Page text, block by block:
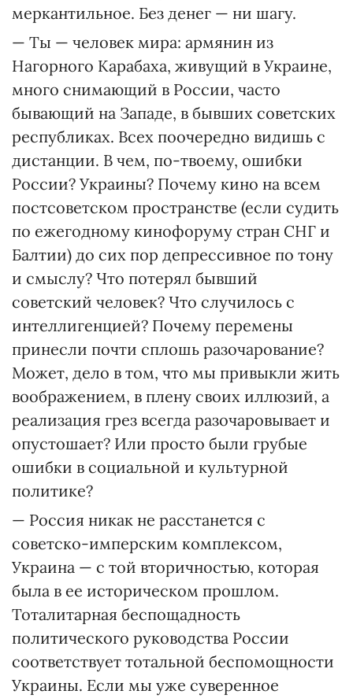
меркантильное. Без денег — ни шагу.
— Ты — человек мира: армянин из
Нагорного Карабаха, живущий в Украине,
много снимающий в России, часто
бывающий на Западе, в бывших советских
республиках. Всех поочередно видишь с
дистанции. В чем, по-твоему, ошибки
России? Украины? Почему кино на всем
постсоветском пространстве (если судить
по ежегодному кинофоруму стран СНГ и
Балтии) до сих пор депрессивное по тону
и смыслу? Что потерял бывший
советский человек? Что случилось с
интеллигенцией? Почему перемены
принесли почти сплошь разочарование?
Может, дело в том, что мы привыкли жить
воображением, в плену своих иллюзий, а
реализация грез всегда разочаровывает и
опустошает? Или просто были грубые
ошибки в социальной и культурной
политике?
— Россия никак не расстанется с
советско-имперским комплексом,
Украина — с той вторичностью, которая
была в ее историческом прошлом.
Тоталитарная беспощадность
политического руководства России
соответствует тотальной беспомощности
Украины. Если мы уже суверенное